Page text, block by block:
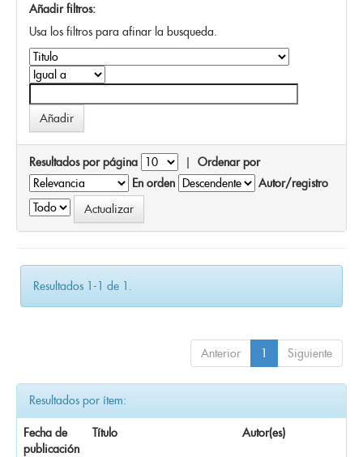
Añadir filtros:
Usa los filtros para afinar la busqueda.
Resultados por página | Ordenar por
En orden
Autor/registro
Resultados 1-1 de 1.
Anterior 1 Siguiente
Resultados por ítem:
Fecha de
publicación
Título Autor(es)